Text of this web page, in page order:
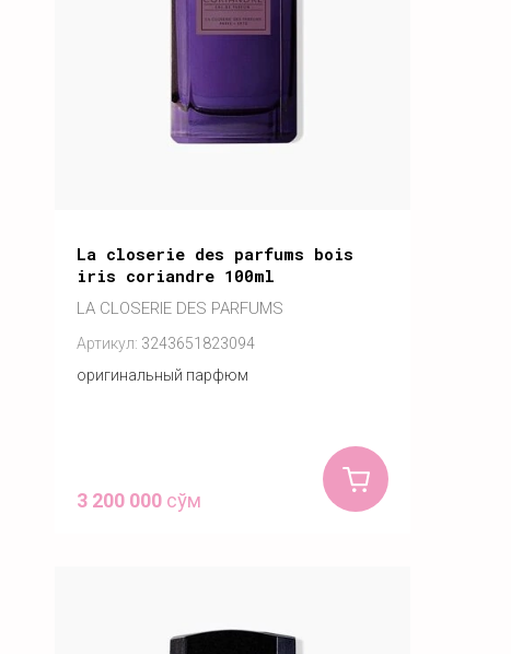
La closerie des parfums bois
iris coriandre 100ml
LA CLOSERIE DES PARFUMS
Артикул: 3243651823094
оригинальный парфюм
3 200 000 сўм